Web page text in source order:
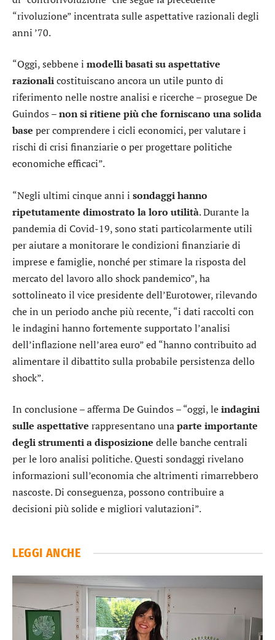
“rivoluzione” incentrata sulle aspettative razionali degli
anni ’70.
“Oggi, sebbene i modelli basati su aspettative
razionalicostituiscano ancora un utile punto di
riferimento nelle nostre analisi e ricerche – prosegue De
Guindos –non si ritiene più che forniscano una solida
base per comprendere i cicli economici, per valutare i
rischi di crisi finanziarie o per progettare politiche
economiche efficaci”.
“Negli ultimi cinque anni i sondaggi hanno
ripetutamente dimostrato la loro utilità. Durante la
pandemia di Covid-19, sono stati particolarmente utili
per aiutare a monitorare le condizioni finanziarie di
imprese e famiglie, nonché per stimare la risposta del
mercato del lavoro allo shock pandemico”, ha
sottolineato il vice presidente dell’Eurotower, rilevando
che in un periodo anche più recente, “i dati raccolti con
le indagini hanno fortemente supportato l’analisi
dell’inflazione nell’area euro” ed “hanno contribuito ad
alimentare il dibattito sulla probabile persistenza dello
shock”.
In conclusione – afferma De Guindos – “oggi, leindagini
sulle aspettative rappresentano unaparte importante
degli strumenti a disposizione delle banche centrali
per le loro analisi politiche. Questi sondaggi rivelano
informazioni sull’economia che altrimenti rimarrebbero
nascoste. Di conseguenza, possono contribuire a
decisioni più solide e migliori valutazioni”.
LEGGI ANCHE